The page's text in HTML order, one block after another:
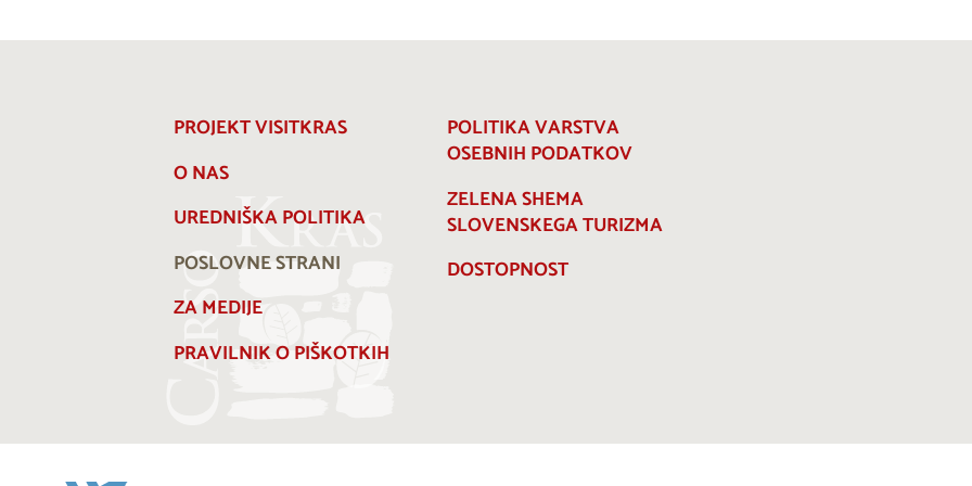
PROJEKT VISITKRAS
O NAS
UREDNIŠKA POLITIKA
POSLOVNE STRANI
ZA MEDIJE
PRAVILNIK O PIŠKOTKIH
POLITIKA VARSTVA
OSEBNIH PODATKOV
ZELENA SHEMA
SLOVENSKEGA TURIZMA
DOSTOPNOST